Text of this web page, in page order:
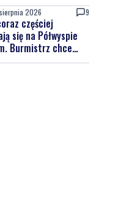
2026 9
częściej
się na Półwyspie
Burmistrz chce
znaków drogowych